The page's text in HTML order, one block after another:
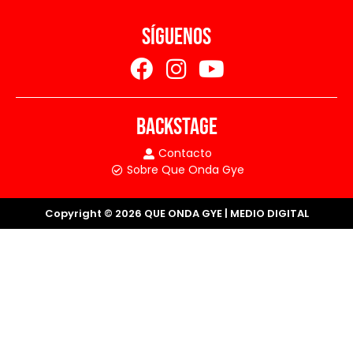
SÍGUENOS
BACKSTAGE
Contacto
Sobre Que Onda Gye
Copyright © 2026 QUE ONDA GYE | MEDIO DIGITAL